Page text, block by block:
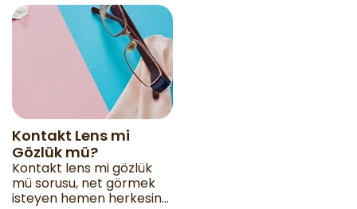
çiftlenmiş ya da gölgeli
algılandığı bir kırma
kusurudur.
Kontakt Lens mi
Gözlük mü?
Kontakt lens mi gözlük
mü sorusu, net görmek
isteyen hemen herkesin